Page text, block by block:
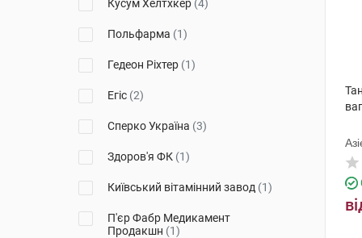
Кусум Хелтхкер (4)
Польфарма (1)
Гедеон Ріхтер (1)
Егіс (2)
Сперко Україна (3)
Здоров'я ФК (1)
Київський вітамінний завод (1)
П'єр Фабр Медикамент
Продакшн (1)